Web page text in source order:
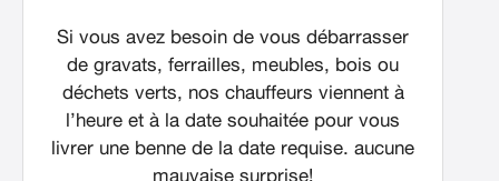
Si vous avez besoin de vous débarrasser
de gravats, ferrailles, meubles, bois ou
déchets verts, nos chauffeurs viennent à
l’heure et à la date souhaitée pour vous
livrer une benne de la date requise. aucune
mauvaise surprise!